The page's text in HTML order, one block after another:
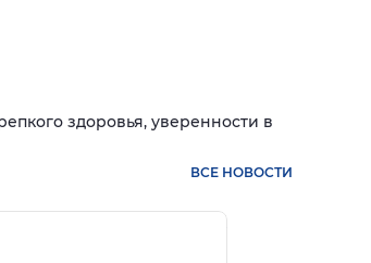
здоровья, уверенности в
Подробнее
ВСЕ НОВОСТИ